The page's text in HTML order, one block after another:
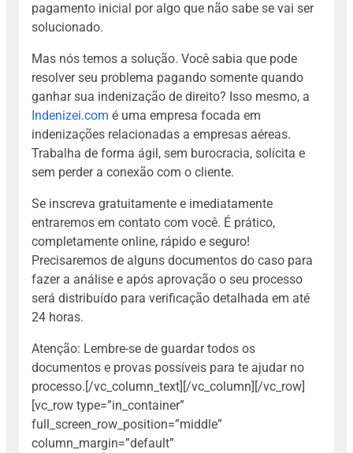
pagamento inicial por algo que não sabe se vai ser
solucionado.
Mas nós temos a solução. Você sabia que pode
resolver seu problema pagando somente quando
ganhar sua indenização de direito? Isso mesmo, a
Indenizei.com é uma empresa focada em
indenizações relacionadas a empresas aéreas.
Trabalha de forma ágil, sem burocracia, solícita e
sem perder a conexão com o cliente.
Se inscreva gratuitamente e imediatamente
entraremos em contato com você. É prático,
completamente online, rápido e seguro!
Precisaremos de alguns documentos do caso para
fazer a análise e após aprovação o seu processo
será distribuído para verificação detalhada em até
24 horas.
Atenção: Lembre-se de guardar todos os
documentos e provas possíveis para te ajudar no
processo. [/vc_column_text][/vc_column][/vc_row]
[vc_row type=”in_container”
full_screen_row_position=”middle”
column_margin=”default”